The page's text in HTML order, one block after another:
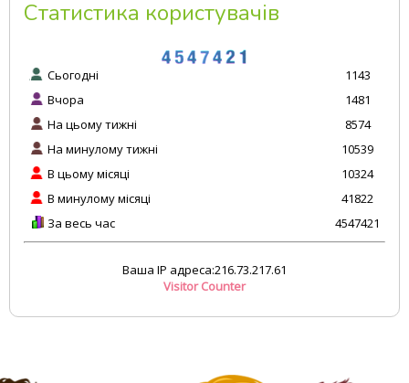
Статистика користувачів
Сьогодні
Вчора
На цьому тижні
На минулому тижні
В цьому місяці
В минулому місяці
За весь час
1143
1481
8574
10539
10324
41822
4547421
Ваша IP адреса:216.73.217.61
Visitor Counter